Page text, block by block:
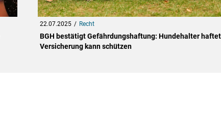
22.07.2025 Recht
BGH bestätigt Gefährdungshaftung: Hundehalter
Versicherung kann schützen